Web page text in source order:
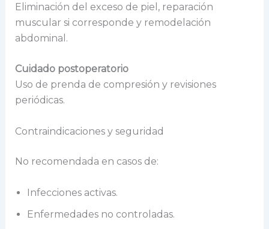
Eliminación del exceso de piel, reparación
muscular si corresponde y remodelación
abdominal.
Cuidado postoperatorio
Uso de prenda de compresión y revisiones
periódicas.
Contraindicaciones y seguridad
No recomendada en casos de:
Infecciones activas.
Enfermedades no controladas.